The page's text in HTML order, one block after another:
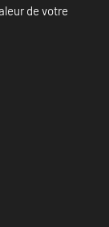
de votre